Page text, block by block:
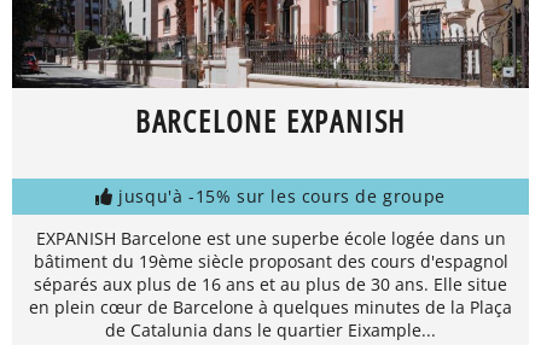
BARCELONE EXPANISH
jusqu'à -15% sur les cours de groupe
EXPANISH Barcelone est une superbe école logée dans un
bâtiment du 19ème siècle proposant des cours d'espagnol
séparés aux plus de 16 ans et au plus de 30 ans. Elle situe
en plein cœur de Barcelone à quelques minutes de la Plaça
de Catalunia dans le quartier Eixample...